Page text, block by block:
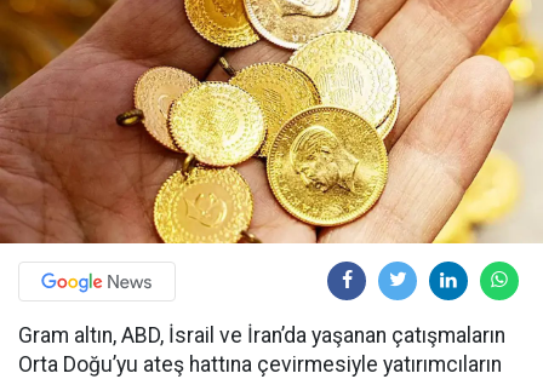
Gram altın, ABD, İsrail ve İran’da yaşanan çatışmaların
Orta Doğu’yu ateş hattına çevirmesiyle yatırımcıların